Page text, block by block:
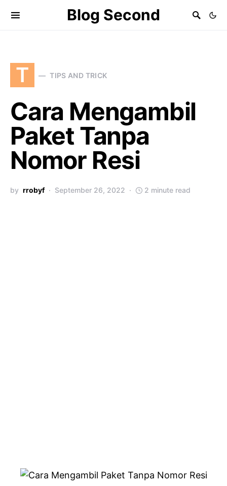
Blog Second
T TIPS AND TRICK
Cara Mengambil
Paket Tanpa
Nomor Resi
by rrobyf September 26, 2022 2 minute read